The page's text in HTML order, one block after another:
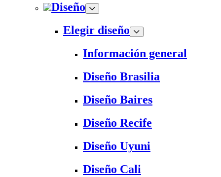
Diseño
Elegir diseño
Información general
Diseño Brasilia
Diseño Baires
Diseño Recife
Diseño Uyuni
Diseño Cali